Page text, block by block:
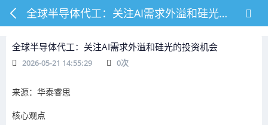
全球半导体代工：关注AI需求外溢和硅光的投资机会
全球半导体代工：关注AI需求外溢和硅光的投资机会
2026-05-21 14:55:29 0次
来源：华泰睿思
核心观点